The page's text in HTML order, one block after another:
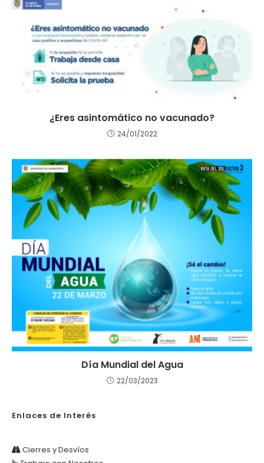
¿Eres asintomático no vacunado?
24/01/2022
Día Mundial del Agua
22/03/2023
Enlaces de Interés
Cierres y Desvíos